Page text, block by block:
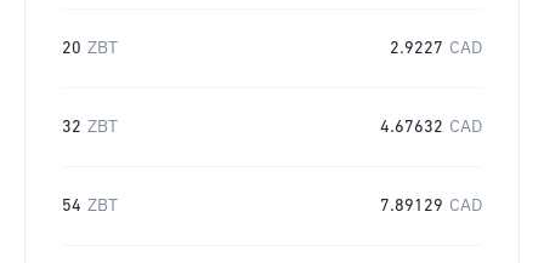
20 ZBT 2.9227 CAD
32 ZBT 4.67632 CAD
54 ZBT 7.89129 CAD